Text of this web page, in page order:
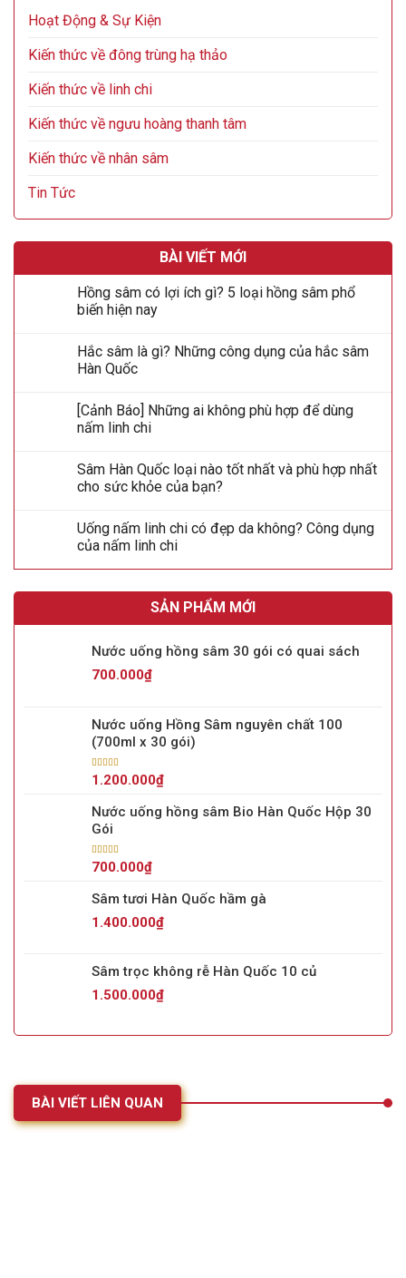
Hoạt Động & Sự Kiện
Kiến thức về đông trùng hạ thảo
Kiến thức về linh chi
Kiến thức về ngưu hoàng thanh tâm
Kiến thức về nhân sâm
Tin Tức
BÀI VIẾT MỚI
Hồng sâm có lợi ích gì? 5 loại hồng sâm phổ
biến hiện nay
Hắc sâm là gì? Những công dụng của hắc sâm
Hàn Quốc
[Cảnh Báo] Những ai không phù hợp để dùng
nấm linh chi
Sâm Hàn Quốc loại nào tốt nhất và phù hợp nhất
cho sức khỏe của bạn?
Uống nấm linh chi có đẹp da không? Công dụng
của nấm linh chi
SẢN PHẨM MỚI
Nước uống hồng sâm 30 gói có quai sách
700.000₫
Nước uống Hồng Sâm nguyên chất 100
(700ml x 30 gói)
Được xếp
sao
1.200.000₫
Nước uống hồng sâm Bio Hàn Quốc Hộp 30
Gói
Được xếp
sao
700.000₫
Sâm tươi Hàn Quốc hầm gà
1.400.000₫
Sâm trọc không rễ Hàn Quốc 10 củ
1.500.000₫
BÀI VIẾT LIÊN QUAN